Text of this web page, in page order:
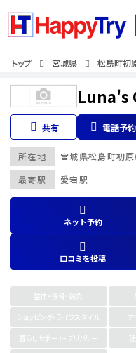
トップ 宮城県 松島町初
Luna's
共有 電話予約
最寄駅 愛宕駅
所在地 宮城県松島町初
ネット予約
口コミを投稿
整体・接骨・鍼灸
ショッピング・ライフスタイル
暮らしサポート・デリバリー